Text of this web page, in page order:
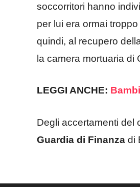
soccorritori hanno
per lui era ormai
quindi, al recupero
la camera mortuaria di
LEGGI ANCHE:
Degli accertamenti del
Guardia di Finanza di